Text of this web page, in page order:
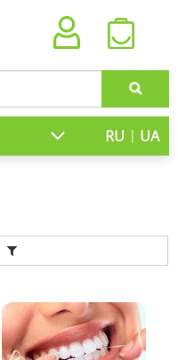
RU | UA